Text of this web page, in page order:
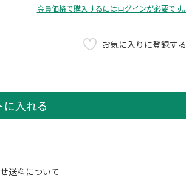
会員価格で購入するにはログインが必要です。
お気に入りに登録する
に入れる
送料について